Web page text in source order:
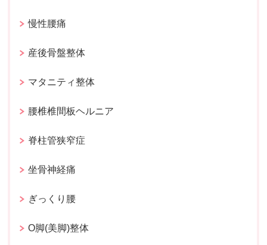
慢性腰痛
産後骨盤整体
マタニティ整体
腰椎椎間板ヘルニア
脊柱管狭窄症
坐骨神経痛
ぎっくり腰
O脚(美脚)整体